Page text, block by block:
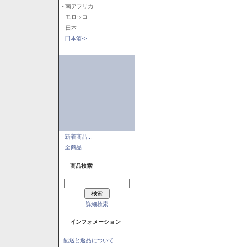
- 南アフリカ
- モロッコ
- 日本
日本酒->
新着商品...
全商品...
商品検索
詳細検索
インフォメーション
配送と返品について